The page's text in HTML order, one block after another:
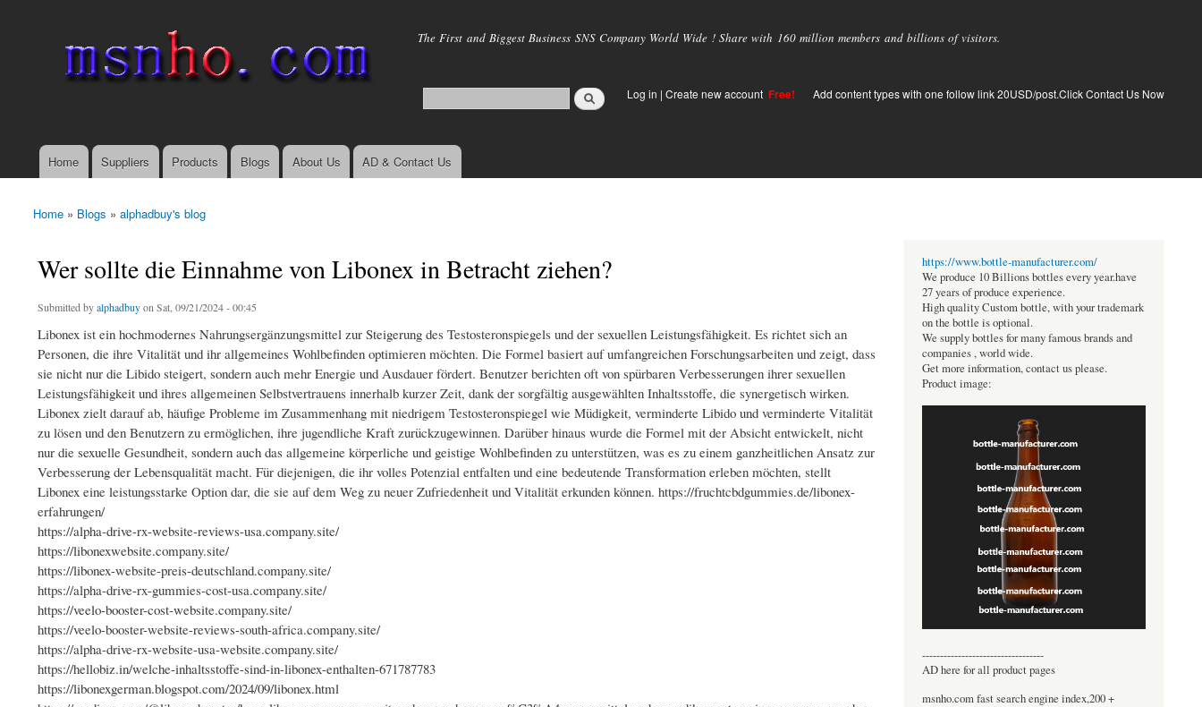
main
The First and Biggest Business SNS Company World Wide ! Share with 160 million members and billions of visitors.
Log in | Create new account Free! Add content types with one follow link 20USD/post.Click Contact Us Now
Main menu
Home Suppliers Products Blogs About Us AD & Contact Us
You are here
Home » Blogs » alphadbuy's blog
Wer sollte die Einnahme von Libonex in Betracht ziehen?
Submitted byalphadbuyon Sat, 09/21/2024 - 00:45
Libonex ist ein hochmodernes Nahrungsergänzungsmittel zur Steigerung des Testosteronspiegels und der sexuellen Leistungsfähigkeit. Es richtet sich an
Personen, die ihre Vitalität und ihr allgemeines Wohlbefinden optimieren möchten. Die Formel basiert auf umfangreichen Forschungsarbeiten und zeigt, dass
sie nicht nur die Libido steigert, sondern auch mehr Energie und Ausdauer fördert. Benutzer berichten oft von spürbaren Verbesserungen ihrer sexuellen
Leistungsfähigkeit und ihres allgemeinen Selbstvertrauens innerhalb kurzer Zeit, dank der sorgfältig ausgewählten Inhaltsstoffe, die synergetisch wirken.
Libonex zielt darauf ab, häufige Probleme im Zusammenhang mit niedrigem Testosteronspiegel wie Müdigkeit, verminderte Libido und verminderte Vitalität
zu lösen und den Benutzern zu ermöglichen, ihre jugendliche Kraft zurückzugewinnen. Darüber hinaus wurde die Formel mit der Absicht entwickelt, nicht
nur die sexuelle Gesundheit, sondern auch das allgemeine körperliche und geistige Wohlbefinden zu unterstützen, was es zu einem ganzheitlichen Ansatz zur
Verbesserung der Lebensqualität macht. Für diejenigen, die ihr volles Potenzial entfalten und eine bedeutende Transformation erleben möchten, stellt
Libonex eine leistungsstarke Option dar, die sie auf dem Weg zu neuer Zufriedenheit und Vitalität erkunden können. https://fruchtcbdgummies.de/libonex-
erfahrungen/
https://alpha-drive-rx-website-reviews-usa.company.site/
https://libonexwebsite.company.site/
https://libonex-website-preis-deutschland.company.site/
https://alpha-drive-rx-gummies-cost-usa.company.site/
https://veelo-booster-cost-website.company.site/
https://veelo-booster-website-reviews-south-africa.company.site/
https://alpha-drive-rx-website-usa-website.company.site/
https://hellobiz.in/welche-inhaltsstoffe-sind-in-libonex-enthalten-671787783
https://libonexgerman.blogspot.com/2024/09/libonex.html
https://www.bottle-manufacturer.com/
We produce 10 Billions bottles every year.have
27 years of produce experience.
High quality Custom bottle, with your trademark
on the bottle is optional.
We supply bottles for many famous brands and
companies , world wide.
Get more information, contact us please.
Product image:
----------------------------------
AD here for all product pages
msnho.com fast search engine index,200 +